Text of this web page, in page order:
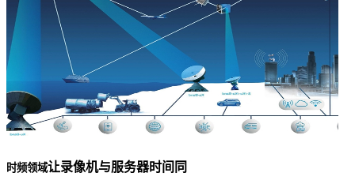
时频领域让录像机与服务器时间同